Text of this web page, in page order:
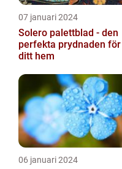
07 januari 2024
Solero palettblad - den
perfekta prydnaden för
ditt hem
06 januari 2024